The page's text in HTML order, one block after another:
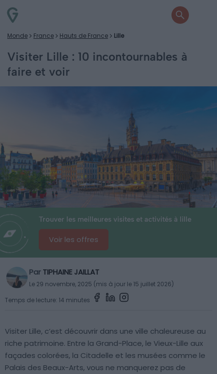
Monde France Hauts de France Lille
Visiter Lille : 10 incontournables à
faire et voir
Trouver les meilleures visites et activités à lille
Voir les offres
Par TIPHAINE JAILLAT
Le 29 novembre, 2025 (mis à jour le 15 juillet 2026)
Temps de lecture: 14 minutes
Visiter Lille, c’est découvrir dans une ville chaleureuse au
riche patrimoine. Entre la Grand-Place, le Vieux-Lille aux
façades colorées, la Citadelle et les musées comme le
Palais des Beaux-Arts, vous ne manquerez pas de